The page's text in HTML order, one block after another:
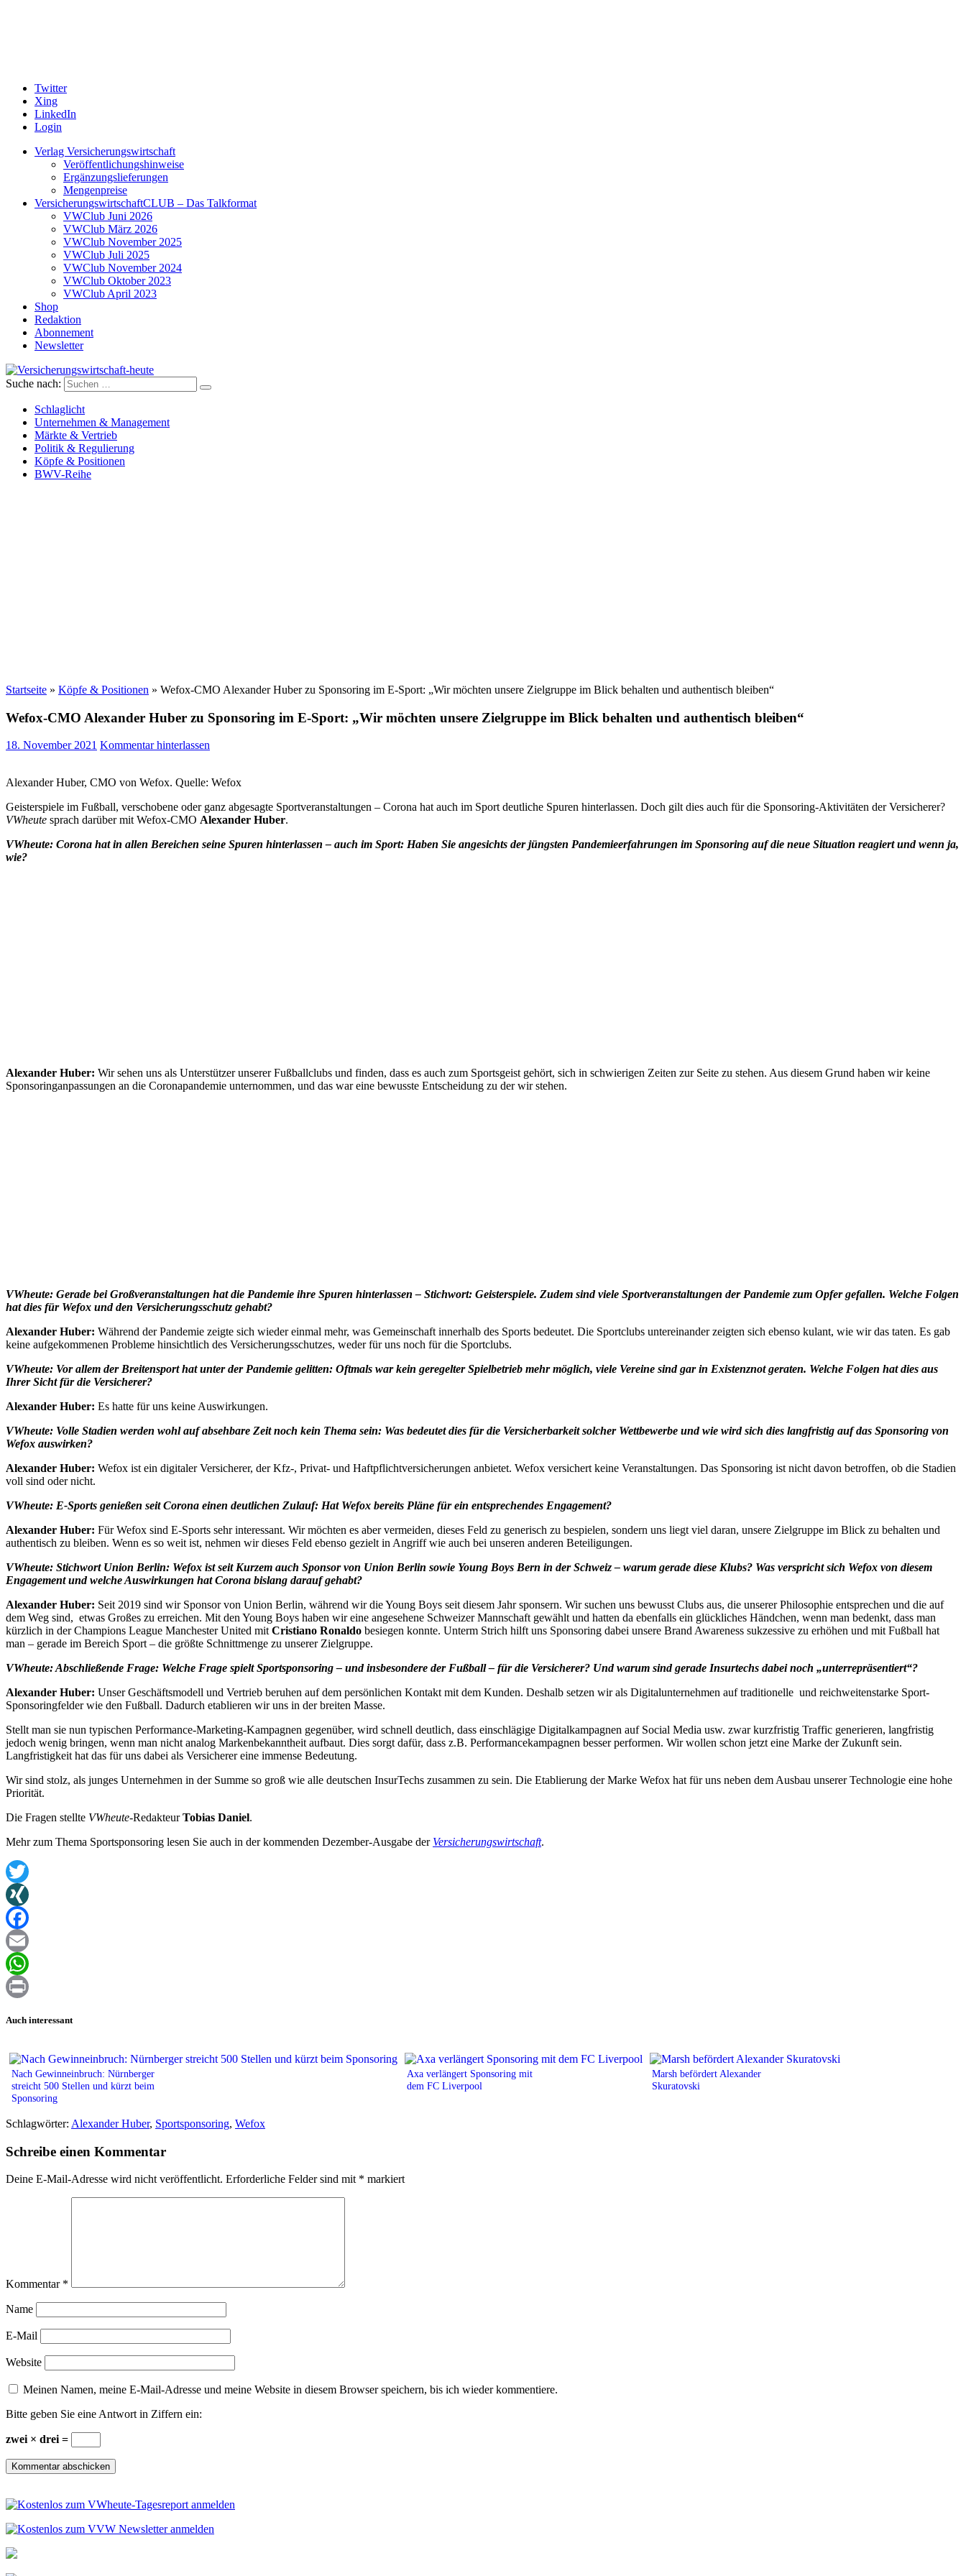
Twitter
Xing
LinkedIn
Login
Verlag Versicherungswirtschaft
Veröffentlichungshinweise
Ergänzungslieferungen
Mengenpreise
VersicherungswirtschaftCLUB – Das Talkformat
VWClub Juni 2026
VWClub März 2026
VWClub November 2025
VWClub Juli 2025
VWClub November 2024
VWClub Oktober 2023
VWClub April 2023
Shop
Redaktion
Abonnement
Newsletter
Versicherungswirtschaft-heute
Suche nach:
Schlaglicht
Unternehmen & Management
Märkte & Vertrieb
Politik & Regulierung
Köpfe & Positionen
BWV-Reihe
Startseite » Köpfe & Positionen » Wefox-CMO Alexander Huber zu Sponsoring im E-Sport: „Wir möchten unsere Zielgruppe im Blick behalten und authentisch bleiben“
Wefox-CMO Alexander Huber zu Sponsoring im E-Sport: „Wir möchten unsere Zielgruppe im Blick behalten und authentisch bleiben“
18. November 2021 Kommentar hinterlassen
Alexander Huber, CMO von Wefox. Quelle: Wefox
Geisterspiele im Fußball, verschobene oder ganz abgesagte Sportveranstaltungen – Corona hat auch im Sport deutliche Spuren hinterlassen. Doch gilt dies auch für die Sponsoring-Aktivitäten der Versicherer?
VWheute sprach darüber mit Wefox-CMO Alexander Huber.
VWheute: Corona hat in allen Bereichen seine Spuren hinterlassen – auch im Sport: Haben Sie angesichts der jüngsten Pandemieerfahrungen im Sponsoring auf die neue Situation reagiert und wenn ja,
wie?
Alexander Huber: Wir sehen uns als Unterstützer unserer Fußballclubs und finden, dass es auch zum Sportsgeist gehört, sich in schwierigen Zeiten zur Seite zu stehen. Aus diesem Grund haben wir keine
Sponsoringanpassungen an die Coronapandemie unternommen, und das war eine bewusste Entscheidung zu der wir stehen.
VWheute: Gerade bei Großveranstaltungen hat die Pandemie ihre Spuren hinterlassen – Stichwort: Geisterspiele. Zudem sind viele Sportveranstaltungen der Pandemie zum Opfer gefallen. Welche Folgen
hat dies für Wefox und den Versicherungsschutz gehabt?
Alexander Huber: Während der Pandemie zeigte sich wieder einmal mehr, was Gemeinschaft innerhalb des Sports bedeutet. Die Sportclubs untereinander zeigten sich ebenso kulant, wie wir das taten. Es gab
keine aufgekommenen Probleme hinsichtlich des Versicherungsschutzes, weder für uns noch für die Sportclubs.
VWheute: Vor allem der Breitensport hat unter der Pandemie gelitten: Oftmals war kein geregelter Spielbetrieb mehr möglich, viele Vereine sind gar in Existenznot geraten. Welche Folgen hat dies aus
Ihrer Sicht für die Versicherer?
Alexander Huber: Es hatte für uns keine Auswirkungen.
VWheute: Volle Stadien werden wohl auf absehbare Zeit noch kein Thema sein: Was bedeutet dies für die Versicherbarkeit solcher Wettbewerbe und wie wird sich dies langfristig auf das Sponsoring von
Wefox auswirken?
Alexander Huber: Wefox ist ein digitaler Versicherer, der Kfz-, Privat- und Haftpflichtversicherungen anbietet. Wefox versichert keine Veranstaltungen. Das Sponsoring ist nicht davon betroffen, ob die Stadien
voll sind oder nicht.
VWheute: E-Sports genießen seit Corona einen deutlichen Zulauf: Hat Wefox bereits Pläne für ein entsprechendes Engagement?
Alexander Huber: Für Wefox sind E-Sports sehr interessant. Wir möchten es aber vermeiden, dieses Feld zu generisch zu bespielen, sondern uns liegt viel daran, unsere Zielgruppe im Blick zu behalten und
authentisch zu bleiben. Wenn es so weit ist, nehmen wir dieses Feld ebenso gezielt in Angriff wie auch bei unseren anderen Beteiligungen.
VWheute: Stichwort Union Berlin: Wefox ist seit Kurzem auch Sponsor von Union Berlin sowie Young Boys Bern in der Schweiz – warum gerade diese Klubs? Was verspricht sich Wefox von diesem
Engagement und welche Auswirkungen hat Corona bislang darauf gehabt?
Alexander Huber: Seit 2019 sind wir Sponsor von Union Berlin, während wir die Young Boys seit diesem Jahr sponsern. Wir suchen uns bewusst Clubs aus, die unserer Philosophie entsprechen und die auf
dem Weg sind, etwas Großes zu erreichen. Mit den Young Boys haben wir eine angesehene Schweizer Mannschaft gewählt und hatten da ebenfalls ein glückliches Händchen, wenn man bedenkt, dass man
kürzlich in der Champions League Manchester United mitCristiano Ronaldo besiegen konnte. Unterm Strich hilft uns Sponsoring dabei unsere Brand Awareness sukzessive zu erhöhen und mit Fußball hat
man – gerade im Bereich Sport – die größte Schnittmenge zu unserer Zielgruppe.
VWheute:Abschließende Frage: Welche Frage spielt Sportsponsoring – und insbesondere der Fußball – für die Versicherer? Und warum sind gerade Insurtechs dabei noch „unterrepräsentiert“?
Alexander Huber: Unser Geschäftsmodell und Vertrieb beruhen auf dem persönlichen Kontakt mit dem Kunden. Deshalb setzen wir als Digitalunternehmen auf traditionelle und reichweitenstarke Sport-
Sponsoringfelder wie den Fußball. Dadurch etablieren wir uns in der breiten Masse.
Stellt man sie nun typischen Performance-Marketing-Kampagnen gegenüber, wird schnell deutlich, dass einschlägige Digitalkampagnen auf Social Media usw. zwar kurzfristig Traffic generieren, langfristig
jedoch wenig bringen, wenn man nicht analog Markenbekanntheit aufbaut. Dies sorgt dafür, dass z.B. Performancekampagnen besser performen. Wir wollen schon jetzt eine Marke der Zukunft sein.
Langfristigkeit hat das für uns dabei als Versicherer eine immense Bedeutung.
Wir sind stolz, als junges Unternehmen in der Summe so groß wie alle deutschen InsurTechs zusammen zu sein. Die Etablierung der Marke Wefox hat für uns neben dem Ausbau unserer Technologie eine hohe
Priorität.
Die Fragen stellte VWheute-RedakteurTobias Daniel.
Mehr zum Thema Sportsponsoring lesen Sie auch in der kommenden Dezember-Ausgabe der Versicherungswirtschaft.
Twitter
XING
Facebook
Email
WhatsApp
Auch interessant
Nach Gewinneinbruch: Nürnberger
streicht 500 Stellen und kürzt beim
Sponsoring
Axa verlängert Sponsoring mit
dem FC Liverpool
Marsh befördert Alexander
Skuratovski
Schlagwörter: Alexander Huber, Sportsponsoring, Wefox
Schreibe einen Kommentar
Deine E-Mail-Adresse wird nicht veröffentlicht. Erforderliche Felder sind mit * markiert
Kommentar *
Name
E-Mail
Website
Meinen Namen, meine E-Mail-Adresse und meine Website in diesem Browser speichern, bis ich wieder kommentiere.
Bitte geben Sie eine Antwort in Ziffern ein:
zwei × drei =